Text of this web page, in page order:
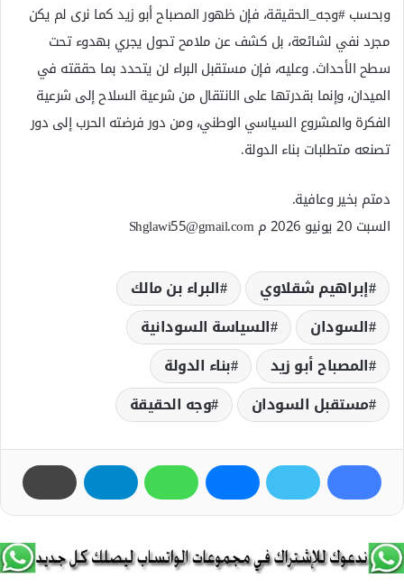
وبحسب #وجه_الحقيقة، فإن ظهور المصباح أبو زيد كما نرى لم يكن
مجرد نفي لشائعة، بل كشف عن ملامح تحول يجري بهدوء تحت
سطح الأحداث. وعليه، فإن مستقبل البراء لن يتحدد بما حققته في
الميدان، وإنما بقدرتها على الانتقال من شرعية السلاح إلى شرعية
الفكرة والمشروع السياسي الوطني، ومن دور فرضته الحرب إلى دور
تصنعه متطلبات بناء الدولة.
دمتم بخير وعافية.
السبت 20 يونيو 2026 م Shglawi55@gmail.com
إبراهيم شقلاوي
البراء بن مالك
السودان
السياسة السودانية
المصباح أبو زيد
بناء الدولة
مستقبل السودان
وجه الحقيقة